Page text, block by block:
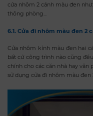
cửa nhôm 2 cánh màu đen
thông phòng...
6.1. Cửa đi nhôm màu đen 2
Cửa nhôm kính màu đen hai
bất cứ công trình nào cũng
chính cho các căn nhà hay văn
sử dụng cửa đi nhôm màu đen